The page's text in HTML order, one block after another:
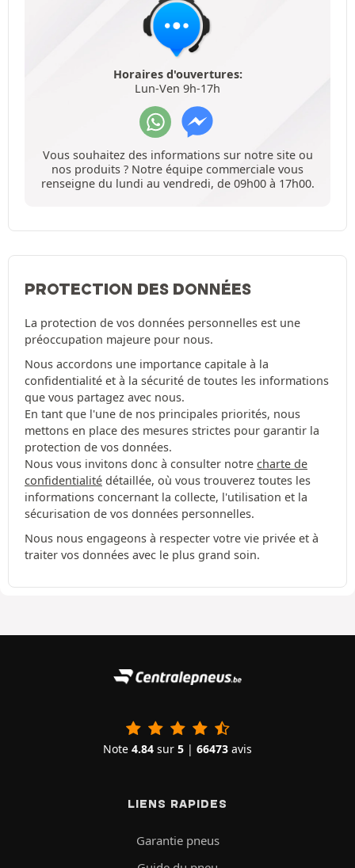
Horaires d'ouvertures:
Lun-Ven 9h-17h
Vous souhaitez des informations sur notre site ou
nos produits ? Notre équipe commerciale vous
renseigne du lundi au vendredi, de 09h00 à 17h00.
PROTECTION DES DONNÉES
La protection de vos données personnelles est une
préoccupation majeure pour nous.
Nous accordons une importance capitale à la
confidentialité et à la sécurité de toutes les informations
que vous partagez avec nous.
En tant que l'une de nos principales priorités, nous
mettons en place des mesures strictes pour garantir la
protection de vos données.
Nous vous invitons donc à consulter notre charte de
confidentialité détaillée, où vous trouverez toutes les
informations concernant la collecte, l'utilisation et la
sécurisation de vos données personnelles.
Nous nous engageons à respecter votre vie privée et à
traiter vos données avec le plus grand soin.
Note 4.84 sur 5 | 66473 avis
LIENS RAPIDES
Garantie pneus